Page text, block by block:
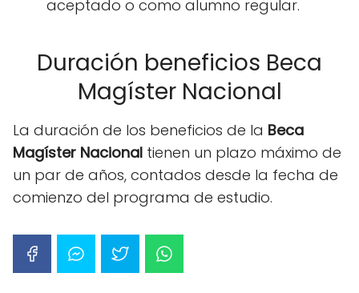
aceptado o como alumno regular.
Duración beneficios Beca
Magíster Nacional
La duración de los beneficios de la Beca
Magíster Nacional tienen un plazo máximo de
un par de años, contados desde la fecha de
comienzo del programa de estudio.